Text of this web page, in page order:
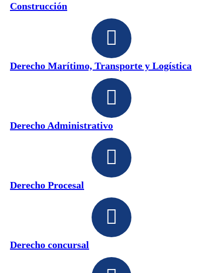
Construcción
Derecho Marítimo, Transporte y Logística
Derecho Administrativo
Derecho Procesal
Derecho concursal